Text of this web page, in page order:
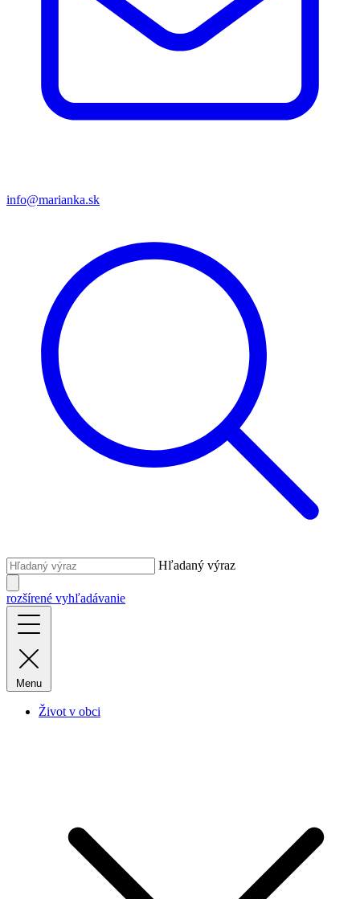
info@marianka.sk
Hľadaný výraz
rozšírené vyhľadávanie
Menu
Život v obci